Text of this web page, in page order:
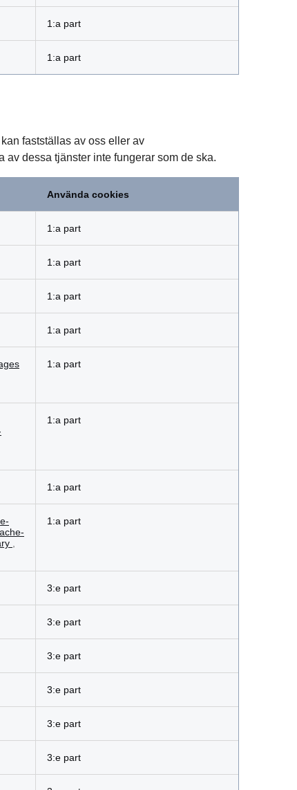
1:a part
1:a part
fastställas av oss eller av
dessa tjänster inte fungerar som de ska.
Använda cookies
1:a part
1:a part
1:a part
1:a part
1:a part
1:a part
1:a part
1:a part
3:e part
3:e part
3:e part
3:e part
3:e part
3:e part